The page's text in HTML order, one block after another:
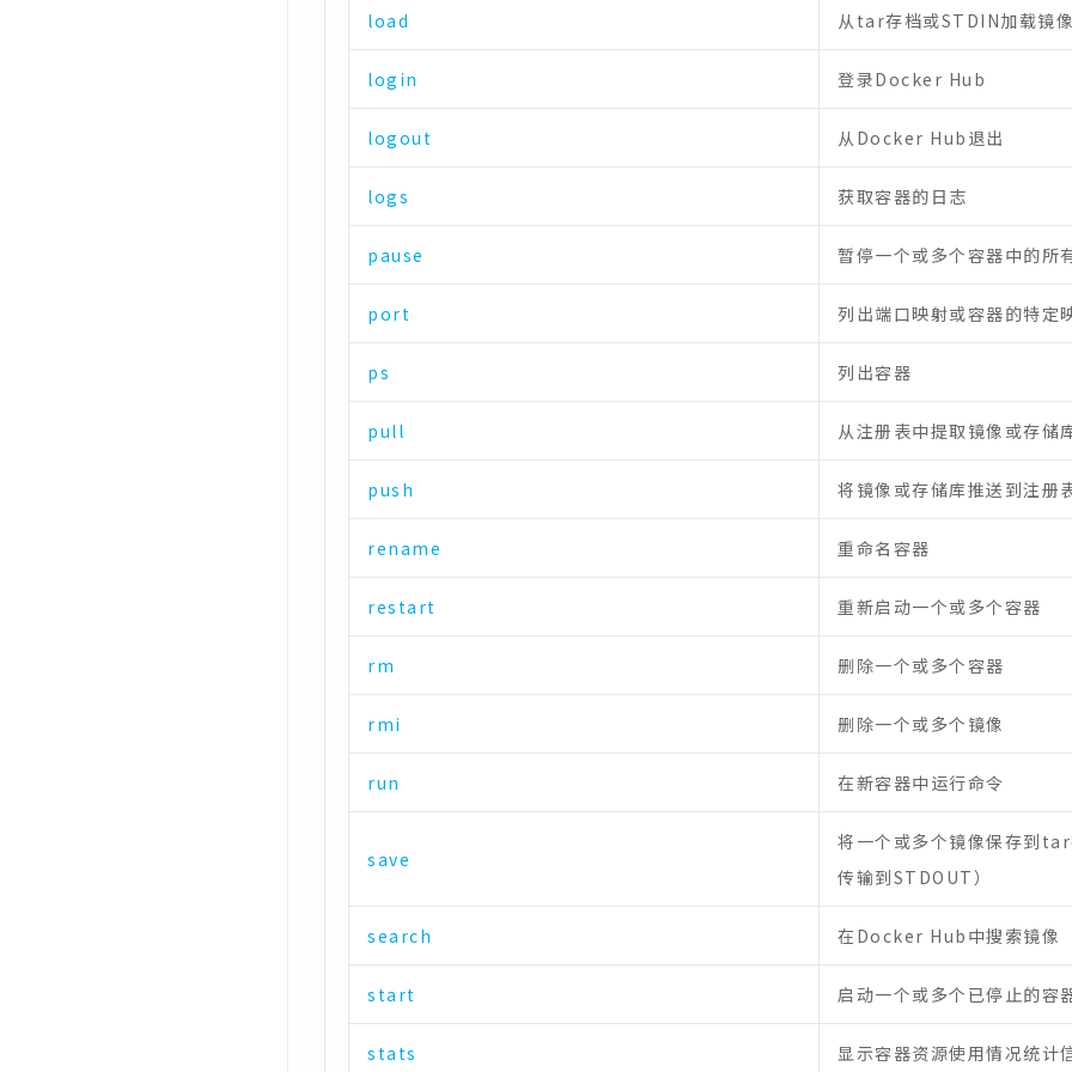
load 从tar存档或STDIN加载镜像
login 登录Docker Hub
logout 从Docker Hub退出
logs 获取容器的日志
pause 暂停一个或多个容器中的所
port 列出端口映射或容器的特定
ps 列出容器
pull 从注册表中提取镜像或存储
push 将镜像或存储库推送到注册
rename 重命名容器
restart 重新启动一个或多个容器
rm 删除一个或多个容器
rmi 删除一个或多个镜像
run 在新容器中运行命令
save
将一个或多个镜像保存到
传输到STDOUT）
search 在Docker Hub中搜索镜像
start 启动一个或多个已停止的容
stats 显示容器资源使用情况统计